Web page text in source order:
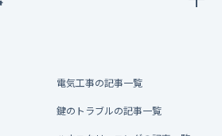
電気工事の記事一覧
鍵のトラブルの記事一覧